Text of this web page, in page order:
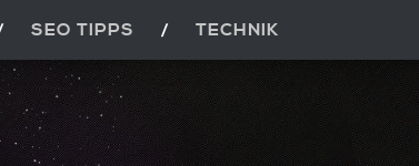
SEO TIPPS TECHNIK